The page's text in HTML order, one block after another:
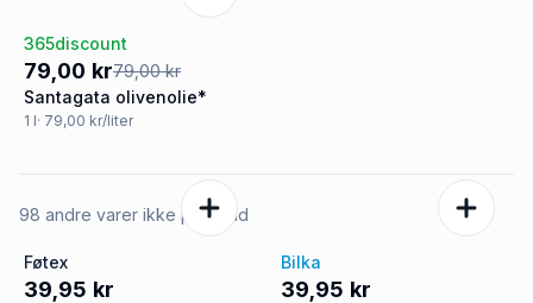
Tilbud
365discount
79,00 kr79,00 kr
Santagata olivenolie*
1 l· 79,00 kr/liter
98 andre varer ikke på tilbud
Føtex
39,95 kr
Bilka
39,95 kr